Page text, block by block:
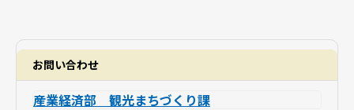
お問い合わせ
産業経済部 観光まちづくり課